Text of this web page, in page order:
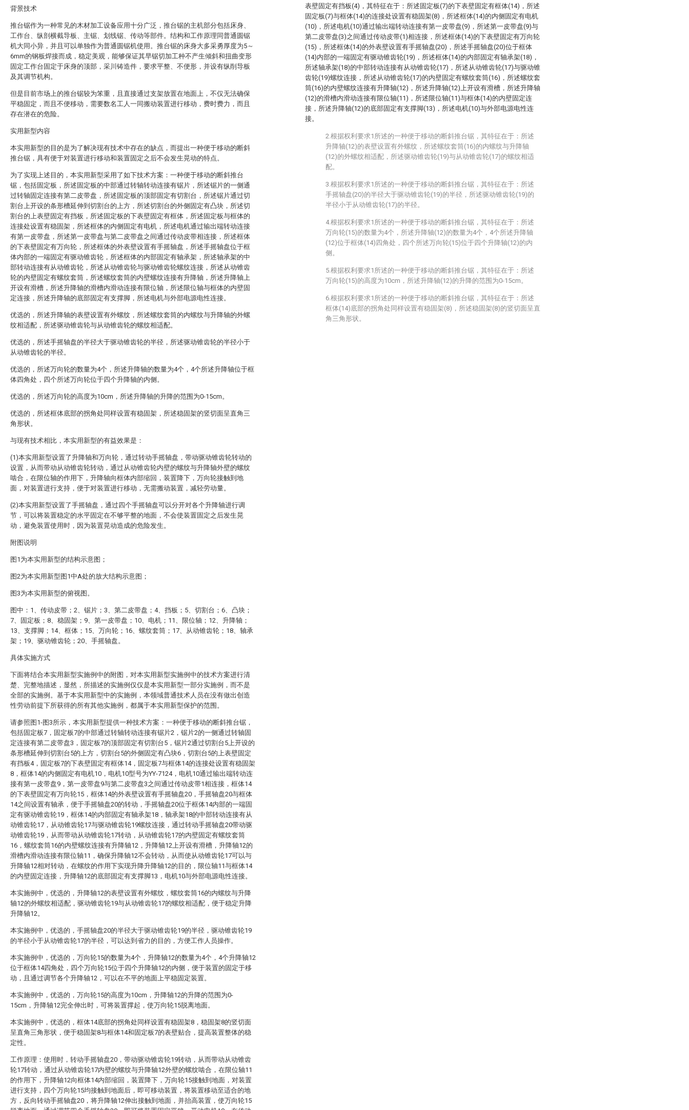
背景技术
推台锯作为一种常见的木材加工设备应用十分广泛，推台锯的主机部分包括床身、
工作台、纵剖横截导板、主锯、划线锯、传动等部件。结构和工作原理同普通圆锯
机大同小异，并且可以单独作为普通圆锯机使用。推台锯的床身大多采勇厚度为5～
6mm的钢板焊接而成，稳定美观，能够保证其早锯切加工种不产生倾斜和扭曲变形
固定工作台固定于床身的顶部，采川铸造件，要求平整、不便形，并设有纵削导板
及其调节机构。
但是目前市场上的推台锯较为笨重，且直接通过支架放置在地面上，不仅无法确保
平稳固定，而且不便移动，需要数名工人一同搬动装置进行移动，费时费力，而且
存在潜在的危险。
实用新型内容
本实用新型的目的是为了解决现有技术中存在的缺点，而提出一种便于移动的断斜
推台锯，具有便于对装置进行移动和装置固定之后不会发生晃动的特点。
为了实现上述目的，本实用新型采用了如下技术方案：一种便于移动的断斜推台
锯，包括固定板，所述固定板的中部通过转轴转动连接有锯片，所述锯片的一侧通
过转轴固定连接有第二皮带盘，所述固定板的顶部固定有切割台，所述锯片通过切
割台上开设的条形槽延伸到切割台的上方，所述切割台的外侧固定有凸块，所述切
割台的上表壁固定有挡板，所述固定板的下表壁固定有框体，所述固定板与框体的
连接处设置有稳固架，所述框体的内侧固定有电机，所述电机通过输出端转动连接
有第一皮带盘，所述第一皮带盘与第二皮带盘之间通过传动皮带相连接，所述框体
的下表壁固定有万向轮，所述框体的外表壁设置有手摇轴盘，所述手摇轴盘位于框
体内部的一端固定有驱动锥齿轮，所述框体的内部固定有轴承架，所述轴承架的中
部转动连接有从动锥齿轮，所述从动锥齿轮与驱动锥齿轮螺纹连接，所述从动锥齿
轮的内壁固定有螺纹套筒，所述螺纹套筒的内壁螺纹连接有升降轴，所述升降轴上
开设有滑槽，所述升降轴的滑槽内滑动连接有限位轴，所述限位轴与框体的内壁固
定连接，所述升降轴的底部固定有支撑脚，所述电机与外部电源电性连接。
优选的，所述升降轴的表壁设置有外螺纹，所述螺纹套筒的内螺纹与升降轴的外螺
纹相适配，所述驱动锥齿轮与从动锥齿轮的螺纹相适配。
优选的，所述手摇轴盘的半径大于驱动锥齿轮的半径，所述驱动锥齿轮的半径小于
从动锥齿轮的半径。
优选的，所述万向轮的数量为4个，所述升降轴的数量为4个，4个所述升降轴位于框
体四角处，四个所述万向轮位于四个升降轴的内侧。
优选的，所述万向轮的高度为10cm，所述升降轴的升降的范围为0-15cm。
优选的，所述框体底部的拐角处同样设置有稳固架，所述稳固架的竖切面呈直角三
角形状。
与现有技术相比，本实用新型的有益效果是：
(1)本实用新型设置了升降轴和万向轮，通过转动手摇轴盘，带动驱动锥齿轮转动的
设置，从而带动从动锥齿轮转动，通过从动锥齿轮内壁的螺纹与升降轴外壁的螺纹
啮合，在限位轴的作用下，升降轴向框体内部缩回，装置降下，万向轮接触到地
面，对装置进行支持，便于对装置进行移动，无需搬动装置，减轻劳动量。
(2)本实用新型设置了手摇轴盘，通过四个手摇轴盘可以分开对各个升降轴进行调
节，可以将装置稳定的水平固定在不够平整的地面，不会使装置固定之后发生晃
动，避免装置使用时，因为装置晃动造成的危险发生。
附图说明
图1为本实用新型的结构示意图；
图2为本实用新型图1中A处的放大结构示意图；
图3为本实用新型的俯视图。
图中：1、传动皮带；2、锯片；3、第二皮带盘；4、挡板；5、切割台；6、凸块；
7、固定板；8、稳固架；9、第一皮带盘；10、电机；11、限位轴；12、升降轴；
13、支撑脚；14、框体；15、万向轮；16、螺纹套筒；17、从动锥齿轮；18、轴承
架；19、驱动锥齿轮；20、手摇轴盘。
具体实施方式
下面将结合本实用新型实施例中的附图，对本实用新型实施例中的技术方案进行清
楚、完整地描述，显然，所描述的实施例仅仅是本实用新型一部分实施例，而不是
全部的实施例。基于本实用新型中的实施例，本领域普通技术人员在没有做出创造
性劳动前提下所获得的所有其他实施例，都属于本实用新型保护的范围。
请参照图1-图3所示，本实用新型提供一种技术方案：一种便于移动的断斜推台锯，
包括固定板7，固定板7的中部通过转轴转动连接有锯片2，锯片2的一侧通过转轴固
定连接有第二皮带盘3，固定板7的顶部固定有切割台5，锯片2通过切割台5上开设的
条形槽延伸到切割台5的上方，切割台5的外侧固定有凸块6，切割台5的上表壁固定
有挡板4，固定板7的下表壁固定有框体14，固定板7与框体14的连接处设置有稳固架
8，框体14的内侧固定有电机10，电机10型号为YY-7124，电机10通过输出端转动连
接有第一皮带盘9，第一皮带盘9与第二皮带盘3之间通过传动皮带1相连接，框体14
的下表壁固定有万向轮15，框体14的外表壁设置有手摇轴盘20，手摇轴盘20与框体
14之间设置有轴承，便于手摇轴盘20的转动，手摇轴盘20位于框体14内部的一端固
定有驱动锥齿轮19，框体14的内部固定有轴承架18，轴承架18的中部转动连接有从
动锥齿轮17，从动锥齿轮17与驱动锥齿轮19螺纹连接，通过转动手摇轴盘20带动驱
动锥齿轮19，从而带动从动锥齿轮17转动，从动锥齿轮17的内壁固定有螺纹套筒
16，螺纹套筒16的内壁螺纹连接有升降轴12，升降轴12上开设有滑槽，升降轴12的
滑槽内滑动连接有限位轴11，确保升降轴12不会转动，从而使从动锥齿轮17可以与
升降轴12相对转动，在螺纹的作用下实现升降升降轴12的目的，限位轴11与框体14
的内壁固定连接，升降轴12的底部固定有支撑脚13，电机10与外部电源电性连接。
本实施例中，优选的，升降轴12的表壁设置有外螺纹，螺纹套筒16的内螺纹与升降
轴12的外螺纹相适配，驱动锥齿轮19与从动锥齿轮17的螺纹相适配，便于稳定升降
升降轴12。
本实施例中，优选的，手摇轴盘20的半径大于驱动锥齿轮19的半径，驱动锥齿轮19
的半径小于从动锥齿轮17的半径，可以达到省力的目的，方便工作人员操作。
本实施例中，优选的，万向轮15的数量为4个，升降轴12的数量为4个，4个升降轴12
位于框体14四角处，四个万向轮15位于四个升降轴12的内侧，便于装置的固定于移
动，且通过调节各个升降轴12，可以在不平的地面上平稳固定装置。
本实施例中，优选的，万向轮15的高度为10cm，升降轴12的升降的范围为0-
15cm，升降轴12完全伸出时，可将装置撑起，使万向轮15脱离地面。
本实施例中，优选的，框体14底部的拐角处同样设置有稳固架8，稳固架8的竖切面
呈直角三角形状，便于稳固架8与框体14和固定板7的表壁贴合，提高装置整体的稳
定性。
工作原理：使用时，转动手摇轴盘20，带动驱动锥齿轮19转动，从而带动从动锥齿
轮17转动，通过从动锥齿轮17内壁的螺纹与升降轴12外壁的螺纹啮合，在限位轴11
的作用下，升降轴12向框体14内部缩回，装置降下，万向轮15接触到地面，对装置
进行支持，四个万向轮15均接触到地面后，即可移动装置，将装置移动至适合的地
方，反向转动手摇轴盘20，将升降轴12伸出接触到地面，并抬高装置，使万向轮15
表壁固定有挡板(4)，其特征在于：所述固定板(7)的下表壁固定有框体(14)，所述
固定板(7)与框体(14)的连接处设置有稳固架(8)，所述框体(14)的内侧固定有电机
(10)，所述电机(10)通过输出端转动连接有第一皮带盘(9)，所述第一皮带盘(9)与
第二皮带盘(3)之间通过传动皮带(1)相连接，所述框体(14)的下表壁固定有万向轮
(15)，所述框体(14)的外表壁设置有手摇轴盘(20)，所述手摇轴盘(20)位于框体
(14)内部的一端固定有驱动锥齿轮(19)，所述框体(14)的内部固定有轴承架(18)，
所述轴承架(18)的中部转动连接有从动锥齿轮(17)，所述从动锥齿轮(17)与驱动锥
齿轮(19)螺纹连接，所述从动锥齿轮(17)的内壁固定有螺纹套筒(16)，所述螺纹套
筒(16)的内壁螺纹连接有升降轴(12)，所述升降轴(12)上开设有滑槽，所述升降轴
(12)的滑槽内滑动连接有限位轴(11)，所述限位轴(11)与框体(14)的内壁固定连
接，所述升降轴(12)的底部固定有支撑脚(13)，所述电机(10)与外部电源电性连
接。
2.根据权利要求1所述的一种便于移动的断斜推台锯，其特征在于：所述
升降轴(12)的表壁设置有外螺纹，所述螺纹套筒(16)的内螺纹与升降轴
(12)的外螺纹相适配，所述驱动锥齿轮(19)与从动锥齿轮(17)的螺纹相适
配。
3.根据权利要求1所述的一种便于移动的断斜推台锯，其特征在于：所述
手摇轴盘(20)的半径大于驱动锥齿轮(19)的半径，所述驱动锥齿轮(19)的
半径小于从动锥齿轮(17)的半径。
4.根据权利要求1所述的一种便于移动的断斜推台锯，其特征在于：所述
万向轮(15)的数量为4个，所述升降轴(12)的数量为4个，4个所述升降轴
(12)位于框体(14)四角处，四个所述万向轮(15)位于四个升降轴(12)的内
侧。
5.根据权利要求1所述的一种便于移动的断斜推台锯，其特征在于：所述
万向轮(15)的高度为10cm，所述升降轴(12)的升降的范围为0-15cm。
6.根据权利要求1所述的一种便于移动的断斜推台锯，其特征在于：所述
框体(14)底部的拐角处同样设置有稳固架(8)，所述稳固架(8)的竖切面呈直
角三角形状。